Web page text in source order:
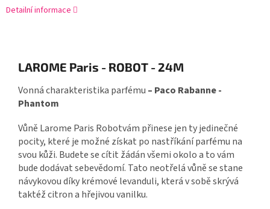
Detailní informace
LAROME Paris - ROBOT - 24M
Vonná charakteristika parfému – Paco Rabanne -
Phantom
Vůně Larome Paris Robotvám přinese jen ty jedinečné
pocity, které je možné získat po nastříkání parfému na
svou kůži. Budete se cítit žádán všemi okolo a to vám
bude dodávat sebevědomí. Tato neotřelá vůně se stane
návykovou díky krémové levanduli, která v sobě skrývá
taktéž citron a hřejivou vanilku.